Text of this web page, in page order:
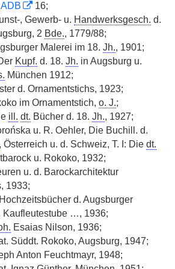
ADB
16;
, Gewerb- u. Handwerksgesch. d.
2 Bde., 1779/88;
Malerei im 18. Jh., 1901;
Kupf. d. 18. Jh. in Augsburg u.
München 1912;
d. Ornamentstichs, 1923;
im Ornamentstich, o. J.;
ill. dt. Bücher d. 18. Jh., 1927;
u. R. Oehler, Die Buchill. d.
, Österreich u. d. Schweiz, T. I: Die dt.
u. Rokoko, 1932;
u. d. Barockarchitektur
1933;
d. Augsburger
Kaufleutestube …, 1936;
Esaias Nilson, 1936;
Süddt. Rokoko, Augsburg, 1947;
Anton Feuchtmayr, 1948;